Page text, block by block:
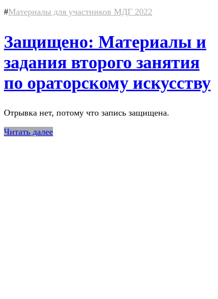
#Материалы для участников МДГ 2022
Защищено: Материалы и
задания второго занятия
по ораторскому искусству
Отрывка нет, потому что запись защищена.
Читать далее